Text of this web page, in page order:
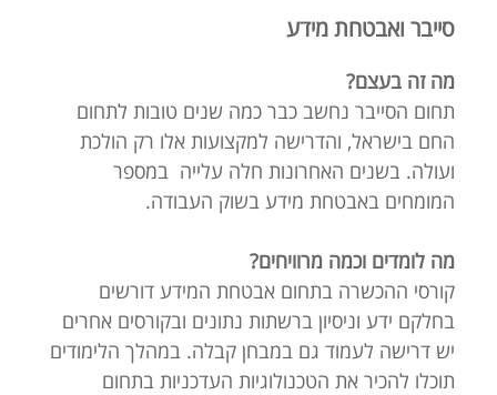
סייבר ואבטחת מידע
מה זה בעצם?
תחום הסייבר נחשב כבר כמה שנים טובות לתחום
החם בישראל, והדרישה למקצועות אלו רק הולכת
ועולה. בשנים האחרונות חלה עלייה במספר
המומחים באבטחת מידע בשוק העבודה.
מה לומדים וכמה מרוויחים?
קורסי ההכשרה בתחום אבטחת המידע דורשים
בחלקם ידע וניסיון ברשתות נתונים ובקורסים אחרים
יש דרישה לעמוד גם במבחן קבלה. במהלך הלימודים
תוכלו להכיר את הטכנולוגיות העדכניות בתחום